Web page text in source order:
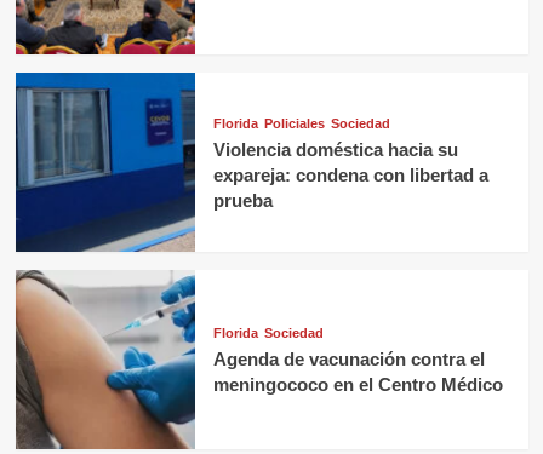
Florida Policiales Sociedad
Violencia doméstica hacia su
expareja: condena con libertad a
prueba
Florida Sociedad
Agenda de vacunación contra el
meningococo en el Centro Médico